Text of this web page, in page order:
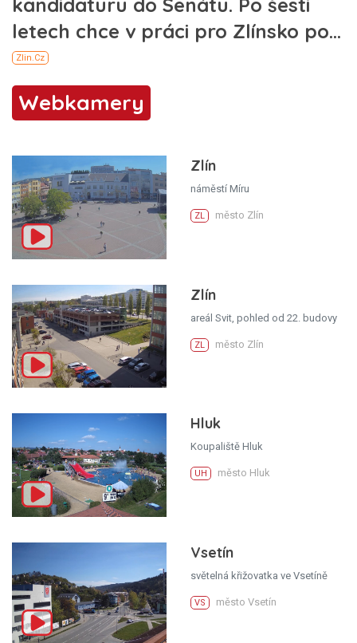
Webkamery
Zlín
náměstí Míru
ZL město Zlín
Zlín
areál Svit, pohled od 22. budovy
ZL město Zlín
Hluk
Koupaliště Hluk
UH město Hluk
Vsetín
světelná křižovatka ve Vsetíně
VS město Vsetín